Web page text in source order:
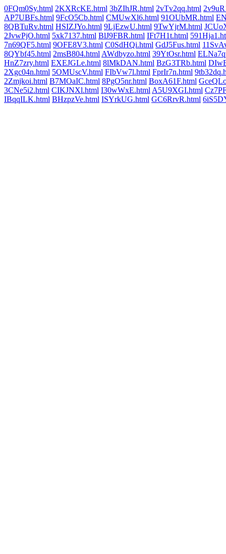
0FQm0Sy.html 2KXRcKE.html 3bZIhJR.html 2vTv2qq.html
AP7UBFs.html 9FcO5Cb.html CMUwXl6.html 91OUbMR.html
8QBTuRv.html HSIZJYo.html 9LjEzwU.html 9TwYjrM.html
2JvwPjO.html 5xk7137.html BlJ9FBR.html IFt7H1t.html
7n69QF5.html 9OFE8V3.html C0SdHQi.html GdJ5Fus.html
8QYbf45.html 2msB804.html AWdbyzo.html 39YtOsr.html
HnZ7zry.html EXEJGLe.html 8lMkDAN.html BzG3TRb.html
2Xgc04n.html 5OMUscV.html FIbVw7l.html FprIr7n.html
2Zmjkoi.html B7MOaIC.html 8PgO5nr.html BoxA61F.html
3CNe5i2.html CIKJNXl.html I30wWxE.html A5U9XGI.html
IBqqILK.html BHzpzVe.html ISYrkUG.html GC6RrvR.html